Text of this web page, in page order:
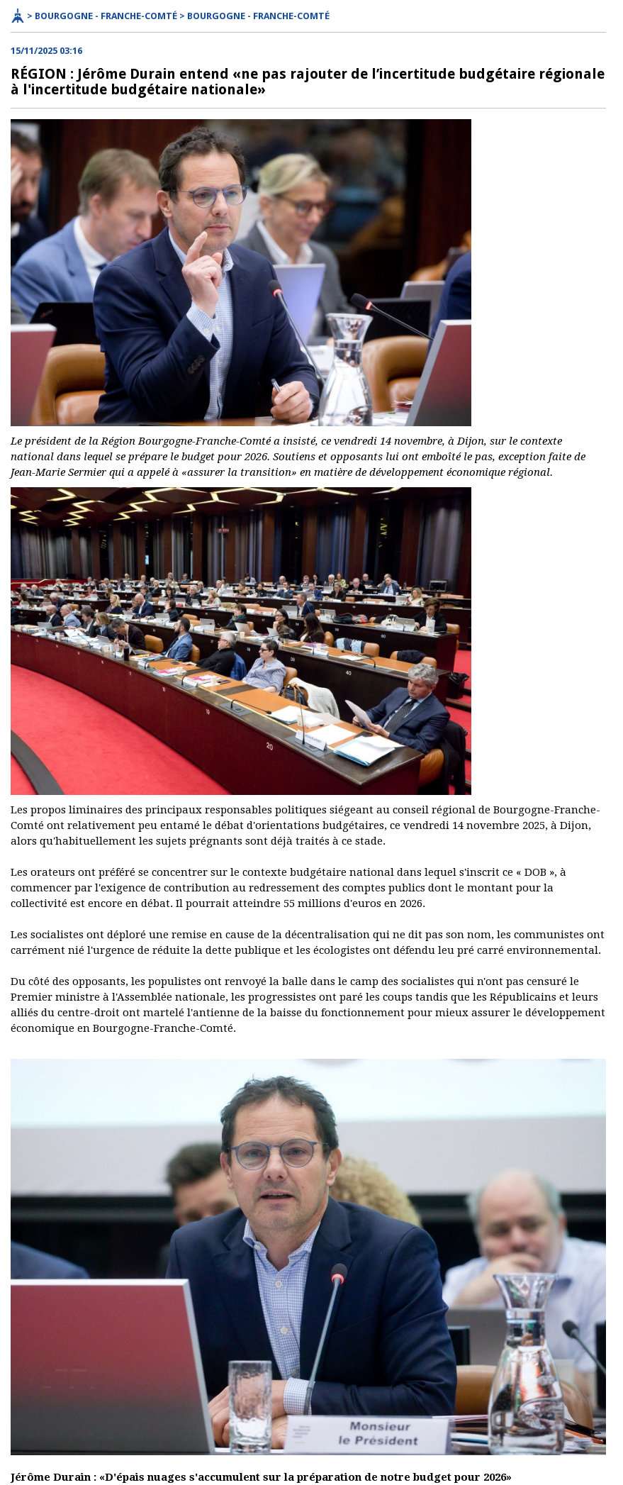
> BOURGOGNE - FRANCHE-COMTÉ > BOURGOGNE - FRANCHE-COMTÉ
15/11/2025 03:16
RÉGION : Jérôme Durain entend «ne pas rajouter de l’incertitude budgétaire régionale
à l'incertitude budgétaire nationale»
Le président de la Région Bourgogne-Franche-Comté a insisté, ce vendredi 14 novembre, à Dijon, sur le contexte
national dans lequel se prépare le budget pour 2026. Soutiens et opposants lui ont emboîté le pas, exception faite de
Jean-Marie Sermier qui a appelé à «assurer la transition» en matière de développement économique régional.
Les propos liminaires des principaux responsables politiques siégeant au conseil régional de Bourgogne-Franche-
Comté ont relativement peu entamé le débat d'orientations budgétaires, ce vendredi 14 novembre 2025, à Dijon,
alors qu'habituellement les sujets prégnants sont déjà traités à ce stade.
Les orateurs ont préféré se concentrer sur le contexte budgétaire national dans lequel s'inscrit ce « DOB », à
commencer par l'exigence de contribution au redressement des comptes publics dont le montant pour la
collectivité est encore en débat. Il pourrait atteindre 55 millions d'euros en 2026.
Les socialistes ont déploré une remise en cause de la décentralisation qui ne dit pas son nom, les communistes ont
carrément nié l'urgence de réduite la dette publique et les écologistes ont défendu leu pré carré environnemental.
Du côté des opposants, les populistes ont renvoyé la balle dans le camp des socialistes qui n'ont pas censuré le
Premier ministre à l'Assemblée nationale, les progressistes ont paré les coups tandis que les Républicains et leurs
alliés du centre-droit ont martelé l'antienne de la baisse du fonctionnement pour mieux assurer le développement
économique en Bourgogne-Franche-Comté.
Jérôme Durain : «D'épais nuages s'accumulent sur la préparation de notre budget pour 2026»